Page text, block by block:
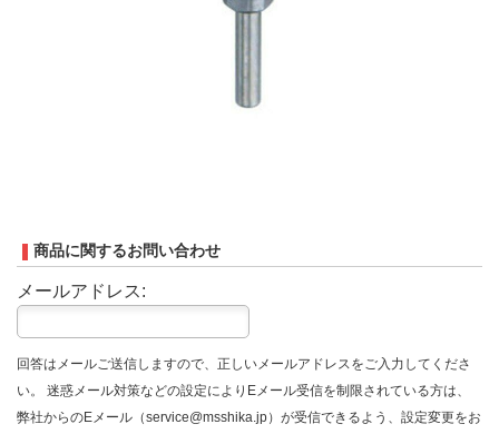
商品に関するお問い合わせ
メールアドレス:
回答はメールご送信しますので、正しいメールアドレスをご入力してくださ
い。 迷惑メール対策などの設定によりEメール受信を制限されている方は、
弊社からのEメール（service@msshika.jp）が受信できるよう、設定変更をお